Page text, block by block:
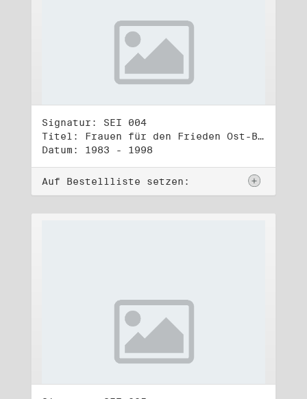
Signatur: SEI 004
Titel: Frauen für den Frieden Ost-Berlin (2)
Datum: 1983 - 1998
Auf Bestellliste setzen: